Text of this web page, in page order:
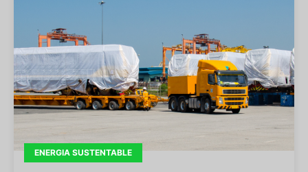
ENERGIA SUSTENTABLE